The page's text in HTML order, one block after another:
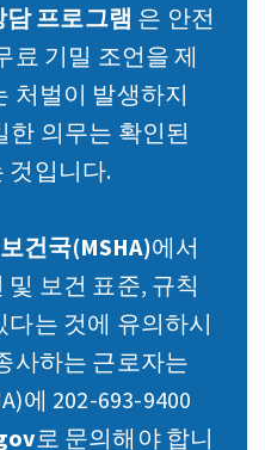
담 프로그램 은 안전
료 기밀 조언을 제
처벌이 발생하지
한 의무는 확인된
것입니다.
건국(MSHA)에서
보건 표준, 규칙
는 것에 유의하시
사하는 근로자는
에 202-693-9400
로 문의해야 합니